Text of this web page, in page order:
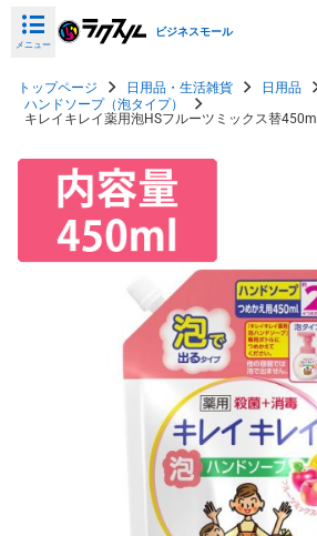
メニュー
ビジネスモール
トップページ 日用品・生活雑貨 日用品
ハンドソープ（泡タイプ）
キレイキレイ薬用泡HSフルーツミックス替450ml